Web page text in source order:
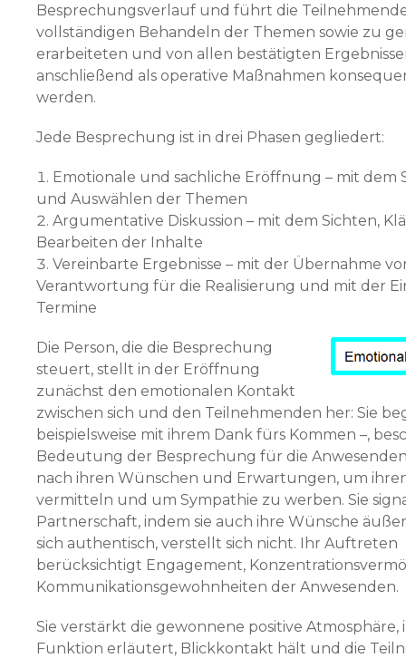
Besprechungsverlauf und führt die
vollständigen Behandeln der Themen sowie zu
erarbeiteten und von allen bestätigten
anschließend als operative Maßnahmen
werden.
Jede Besprechung ist in drei Phasen gegliedert:
Emotionale und sachliche Eröffnung – mit dem
und Auswählen der Themen
Argumentative Diskussion – mit dem Sichten,
Bearbeiten der Inhalte
Vereinbarte Ergebnisse – mit der Übernahme
Verantwortung für die Reali­sierung und mit der
Termine
Die Person, die die Besprechung
steuert, stellt in der Eröffnung
zunächst den emotionalen Kontakt
zwischen sich und den Teilnehmenden her: Sie
beispielsweise mit ihrem Dank fürs Kommen –,
Bedeutung der Besprechung für die
nach ihren Wünschen und Erwartungen, um
vermitteln und um Sympathie zu werben. Sie
Partnerschaft, indem sie auch ihre Wünsche
sich authentisch, verstellt sich nicht. Ihr Auftreten
berücksichtigt Engagement,
Kommunikationsgewohnheiten der Anwesenden.
Sie verstärkt die gewonnene positive Atmosphäre,
Funktion erläutert, Blickkontakt hält und die